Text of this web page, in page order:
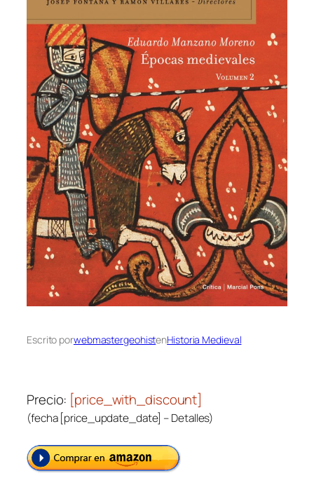
Escrito porwebmastergeohistenHistoria Medieval
Precio: [price_with_discount]
(fecha [price_update_date] –Detalles)